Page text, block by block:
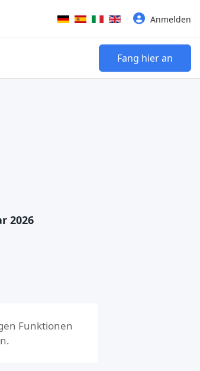
Sprache auswählen Anmelden
Fang hier an
2026
Funktionen